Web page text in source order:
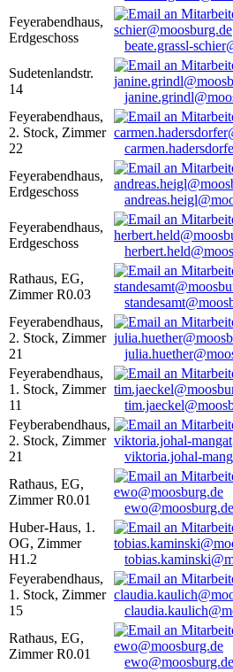
Feyerabendhaus,
Erdgeschoss
beate.grassl-
Sudetenlandstr.
14
Feyerabendhaus,
2. Stock, Zimmer
22
Feyerabendhaus,
Erdgeschoss
Feyerabendhaus,
Erdgeschoss
Rathaus, EG,
Zimmer R0.03
Feyerabendhaus,
2. Stock, Zimmer
21
Feyerabendhaus,
1. Stock, Zimmer
11
Feyberabendhaus,
2. Stock, Zimmer
21
viktoria.johal-
Rathaus, EG,
Zimmer R0.01
ewo@moosburg.de
Huber-Haus, 1.
OG, Zimmer
H1.2
Feyerabendhaus,
1. Stock, Zimmer
15
Rathaus, EG,
Zimmer R0.01
ewo@moosburg.de